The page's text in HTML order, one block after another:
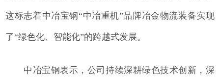
这标志着中冶宝钢“中冶重机”品牌冶金物流装备实现
了“绿色化、智能化”的跨越式发展。
中冶宝钢表示，公司持续深耕绿色技术创新，深